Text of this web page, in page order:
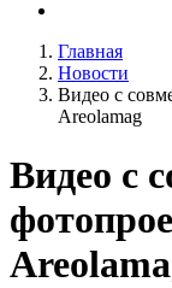
Главная
Новости
Видео с
Areolamag
Видео с